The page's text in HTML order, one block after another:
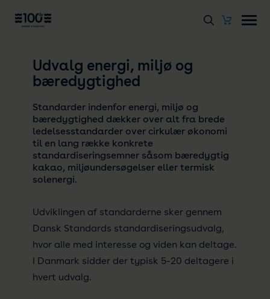
Udvalg energi, miljø og
bæredygtighed
Standarder indenfor energi, miljø og
bæredygtighed dækker over alt fra brede
ledelsesstandarder over cirkulær økonomi
til en lang række konkrete
standardiseringsemner såsom bæredygtig
kakao, miljøundersøgelser eller termisk
solenergi.
Udviklingen af standarderne sker gennem
Dansk Standards standardiseringsudvalg,
hvor alle med interesse og viden kan deltage.
I Danmark sidder der typisk 5-20 deltagere i
hvert udvalg.